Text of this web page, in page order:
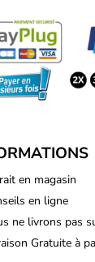
en magasin
en ligne
ne livrons pas
Gratuite à